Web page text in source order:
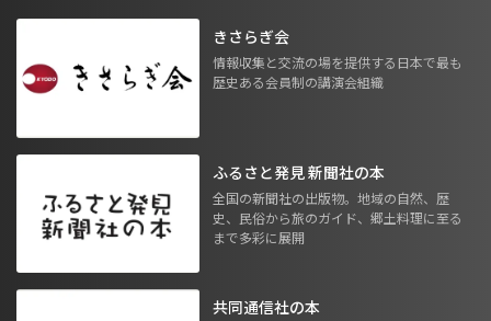
きさらぎ会
情報収集と交流の場を提供する日本で最も
歴史ある会員制の講演会組織
ふるさと発見 新聞社の本
全国の新聞社の出版物。地域の自然、歴
史、民俗から旅のガイド、郷土料理に至る
まで多彩に展開
共同通信社の本